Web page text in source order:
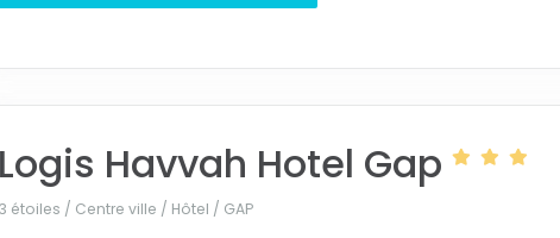
Logis Havvah Hotel Gap
3 étoiles / Centre ville / Hôtel / GAP